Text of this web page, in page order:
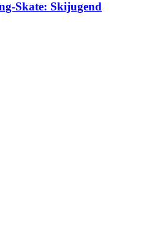
Skate: Skijugend